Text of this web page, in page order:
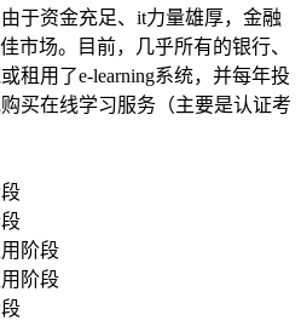
于资金充足、it力量雄厚，金融
市场。目前，几乎所有的银行、
租用了e-learning系统，并每年投
买在线学习服务（主要是认证考
阶段
阶段